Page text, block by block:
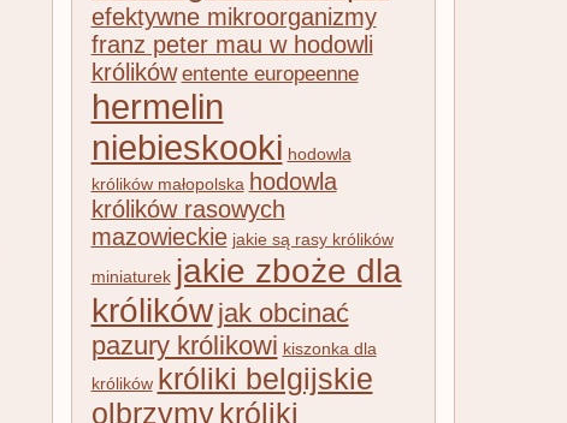
efektywne mikroorganizmy
franz peter mau w hodowli
królików entente europeenne
hermelin
niebieskooki hodowla
królików małopolska hodowla
królików rasowych
mazowieckie jakie są rasy królików
miniaturek jakie zboże dla
królików jak obcinać
pazury królikowi kiszonka dla
królików króliki belgijskie
olbrzymykróliki